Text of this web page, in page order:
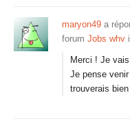
maryon49 a
forum Jobs whv
Merci ! Je
Je pense
trouverais